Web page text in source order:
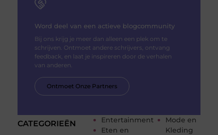
CATEGORIEËN
Entertainment
Eten en
Mode en
Kleding
Word deel van een actieve blogcommunity
Bij ons krijg je meer dan alleen een plek om te
schrijven. Ontmoet andere schrijvers, ontvang
feedback, en laat je inspireren door de verhalen
van anderen.
Ontmoet Onze Partners